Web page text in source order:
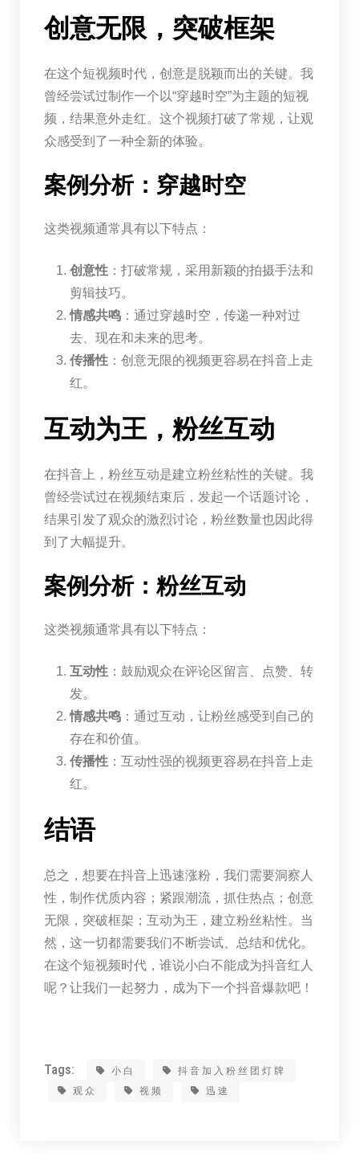
创意无限，突破框架
在这个短视频时代，创意是脱颖而出的关键。我
曾经尝试过制作一个以“穿越时空”为主题的短视
频，结果意外走红。这个视频打破了常规，让观
众感受到了一种全新的体验。
案例分析：穿越时空
这类视频通常具有以下特点：
创意性：打破常规，采用新颖的拍摄手法和
剪辑技巧。
情感共鸣：通过穿越时空，传递一种对过
去、现在和未来的思考。
传播性：创意无限的视频更容易在抖音上走
红。
互动为王，粉丝互动
在抖音上，粉丝互动是建立粉丝粘性的关键。我
曾经尝试过在视频结束后，发起一个话题讨论，
结果引发了观众的激烈讨论，粉丝数量也因此得
到了大幅提升。
案例分析：粉丝互动
这类视频通常具有以下特点：
互动性：鼓励观众在评论区留言、点赞、转
发。
情感共鸣：通过互动，让粉丝感受到自己的
存在和价值。
传播性：互动性强的视频更容易在抖音上走
红。
结语
总之，想要在抖音上迅速涨粉，我们需要洞察人
性，制作优质内容；紧跟潮流，抓住热点；创意
无限，突破框架；互动为王，建立粉丝粘性。当
然，这一切都需要我们不断尝试、总结和优化。
在这个短视频时代，谁说小白不能成为抖音红人
呢？让我们一起努力，成为下一个抖音爆款吧！
Tags: 小白
抖音加入粉丝团灯牌
观众
视频 迅速